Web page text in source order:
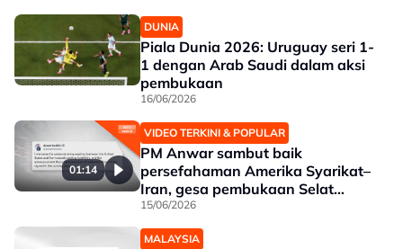
DUNIA
Piala Dunia 2026: Uruguay seri 1-
1 dengan Arab Saudi dalam aksi
pembukaan
16/06/2026
01:14
VIDEO TERKINI & POPULAR
PM Anwar sambut baik
persefahaman Amerika Syarikat–
Iran, gesa pembukaan Selat
Hormuz
15/06/2026
MALAYSIA